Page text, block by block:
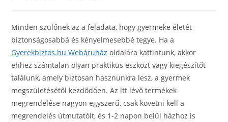
Minden szülőnek az a feladata, hogy gyermeke életét
biztonságosabbá és kényelmesebbé tegye. Ha a
Gyerekbiztos.hu Webáruház oldalára kattintunk, akkor
ehhez számtalan olyan praktikus eszközt vagy kiegészítőt
találunk, amely biztosan hasznunkra lesz, a gyermek
megszületésétől kezdődően. Az itt lévő termékek
megrendelése nagyon egyszerű, csak követni kell a
megrendelés útmutatóit, és 1-2 napon belül házhoz is